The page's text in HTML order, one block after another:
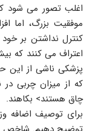
اغلب تصور می شود
موفقیت بزرگ، اما
کنترل نداشتن بر خود
اعتراف می کنند که
پزشکی ناشی از این
که از میزان چربی
چاق هستند> بکاهند.
برای توصیف اضافه